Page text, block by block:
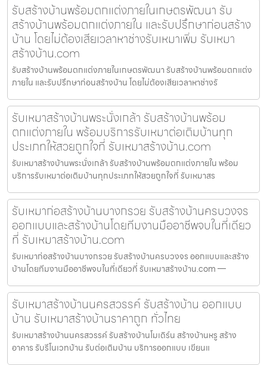
รับสร้างบ้านพร้อมตกแต่งภายในเกษตรพัฒนา รับ
สร้างบ้านพร้อมตกแต่งภายใน และรับปรึกษาก่อนสร้าง
บ้าน โดยไม่ต้องเสียเวลาหาช่างรับเหมาเพิ่ม รับเหมา
สร้างบ้าน.com
รับสร้างบ้านพร้อมตกแต่งภายในเกษตรพัฒนา รับสร้างบ้านพร้อมตกแต่ง
ภายใน และรับปรึกษาก่อนสร้างบ้าน โดยไม่ต้องเสียเวลาหาช่างรั
รับเหมาสร้างบ้านพระนั่งเกล้า รับสร้างบ้านพร้อม
ตกแต่งภายใน พร้อมบริการรับเหมาต่อเติมบ้านทุก
ประเภทให้สวยถูกใจที่ รับเหมาสร้างบ้าน.com
รับเหมาสร้างบ้านพระนั่งเกล้า รับสร้างบ้านพร้อมตกแต่งภายใน พร้อม
บริการรับเหมาต่อเติมบ้านทุกประเภทให้สวยถูกใจที่ รับเหมาสร
รับเหมาก่อสร้างบ้านบางกรวย รับสร้างบ้านครบวงจร
ออกแบบและสร้างบ้านโดยทีมงานมืออาชีพจบในที่เดียว
ที่ รับเหมาสร้างบ้าน.com
รับเหมาก่อสร้างบ้านบางกรวย รับสร้างบ้านครบวงจร ออกแบบและสร้าง
บ้านโดยทีมงานมืออาชีพจบในที่เดียวที่ รับเหมาสร้างบ้าน.com —
รับเหมาสร้างบ้านนครสวรรค์ รับสร้างบ้าน ออกแบบ
บ้าน รับเหมาสร้างบ้านราคาถูก ทั่วไทย
รับเหมาสร้างบ้านนครสวรรค์ รับสร้างบ้านโมเดิร์น สร้างบ้านหรู สร้าง
อาคาร รับรีโนเวทบ้าน รับต่อเติมบ้าน บริการออกแบบ เขียนแ